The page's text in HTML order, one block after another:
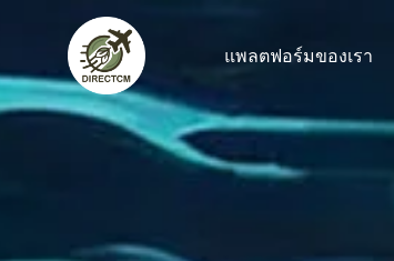
ที่
เนื้อหา
แพลตฟอร์มของเรา